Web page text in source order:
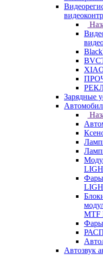
Зарядные
MTF
Автозвук